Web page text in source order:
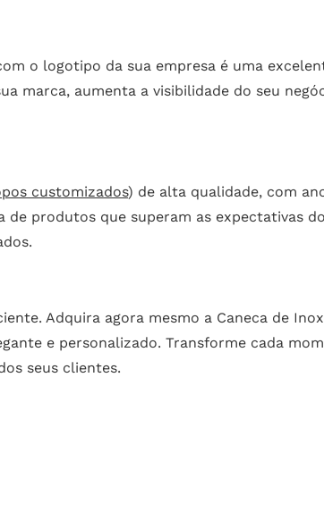
o logotipo da sua empresa é uma
marca, aumenta a visibilidade do seu
customizados) de alta qualidade, com
produtos que superam as expectativas
Adquira agora mesmo a Caneca de
e personalizado. Transforme cada
seus clientes.